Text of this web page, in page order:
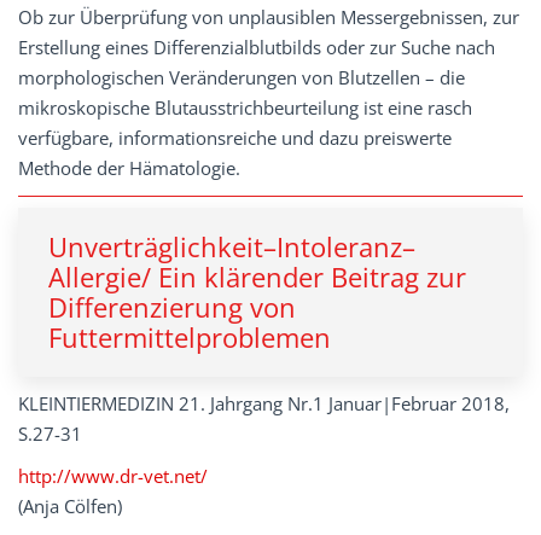
Ob zur Überprüfung von unplausiblen Messergebnissen, zur
Erstellung eines Differenzialblutbilds oder zur Suche nach
morphologischen Veränderungen von Blutzellen – die
mikroskopische Blutausstrichbeurteilung ist eine rasch
verfügbare, informationsreiche und dazu preiswerte
Methode der Hämatologie.
Unverträglichkeit–Intoleranz–
Allergie/ Ein klärender Beitrag zur
Differenzierung von
Futtermittelproblemen
KLEINTIERMEDIZIN 21. Jahrgang Nr.1 Januar|Februar 2018,
S.27-31
http://www.dr-vet.net/
(Anja Cölfen)